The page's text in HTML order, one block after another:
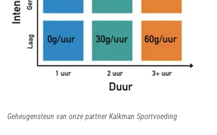
Geheugensteun van onze partner Kalkman Sportvoeding